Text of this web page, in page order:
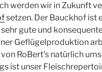
werden wir in Zukunft
setzen. Der Bauckhof ist
gute und
Geflügelproduktion
RoBert’s natürlich
ist unser